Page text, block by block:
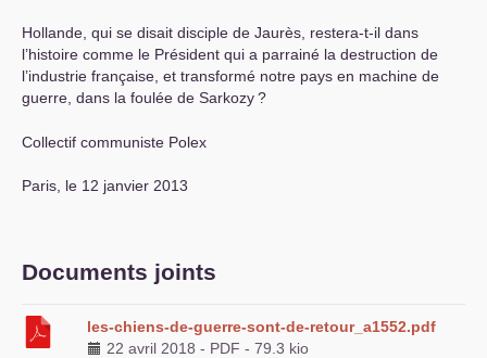
Hollande, qui se disait disciple de Jaurès, restera-t-il dans
l’histoire comme le Président qui a parrainé la destruction de
l’industrie française, et transformé notre pays en machine de
guerre, dans la foulée de Sarkozy?
Collectif communiste Polex
Paris, le 12 janvier 2013
Documents joints
les-chiens-de-guerre-sont-de-retour_a1552.pdf
22 avril 2018 - PDF - 79.3 kio